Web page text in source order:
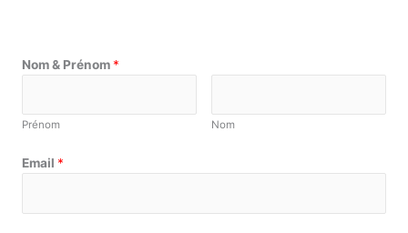
Nom & Prénom *
Prénom Nom
Email *